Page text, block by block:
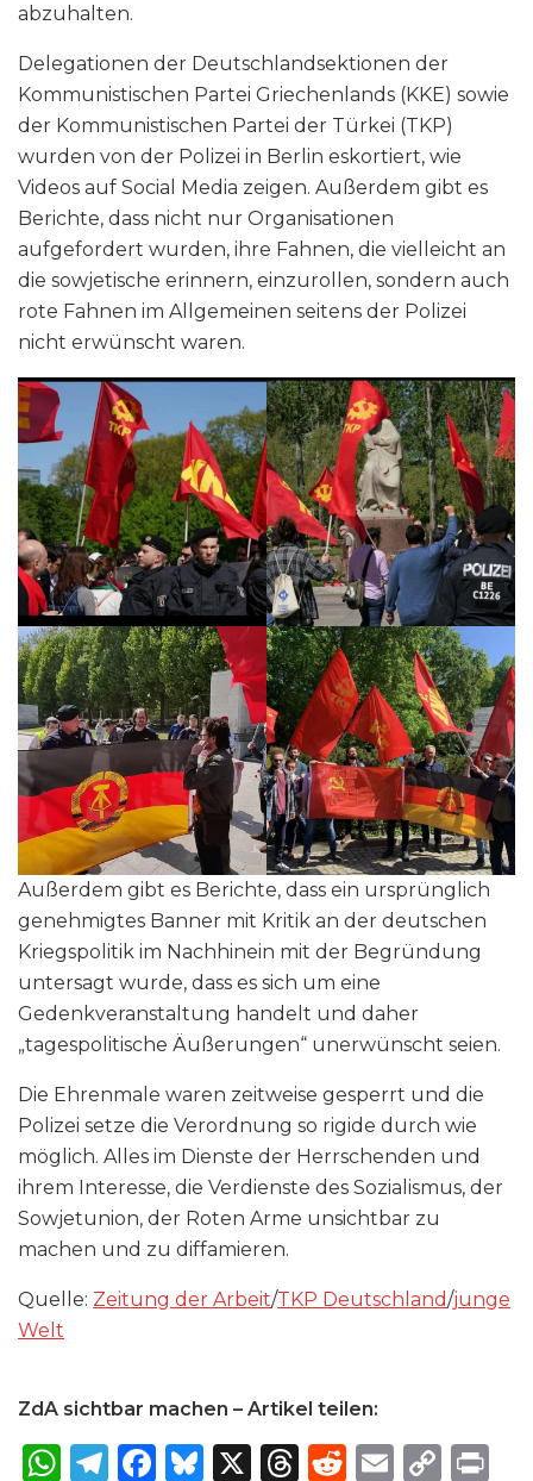
abzuhalten.
Delegationen der Deutschlandsektionen der
Kommunistischen Partei Griechenlands (KKE) sowie
der Kommunistischen Partei der Türkei (TKP)
wurden von der Polizei in Berlin eskortiert, wie
Videos auf Social Media zeigen. Außerdem gibt es
Berichte, dass nicht nur Organisationen
aufgefordert wurden, ihre Fahnen, die vielleicht an
die sowjetische erinnern, einzurollen, sondern auch
rote Fahnen im Allgemeinen seitens der Polizei
nicht erwünscht waren.
Außerdem gibt es Berichte, dass ein ursprünglich
genehmigtes Banner mit Kritik an der deutschen
Kriegspolitik im Nachhinein mit der Begründung
untersagt wurde, dass es sich um eine
Gedenkveranstaltung handelt und daher
„tagespolitische Äußerungen“ unerwünscht seien.
Die Ehrenmale waren zeitweise gesperrt und die
Polizei setze die Verordnung so rigide durch wie
möglich. Alles im Dienste der Herrschenden und
ihrem Interesse, die Verdienste des Sozialismus, der
Sowjetunion, der Roten Arme unsichtbar zu
machen und zu diffamieren.
Quelle: Zeitung der Arbeit/TKP Deutschland/junge
Welt
ZdA sichtbar machen – Artikel teilen:
W T
F
B X
T
R
E
C